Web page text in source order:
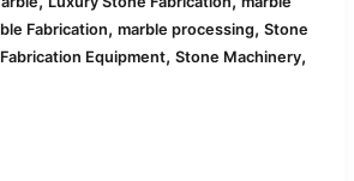
Fabrication,marble processing,Stone
Equipment,Stone Machinery,